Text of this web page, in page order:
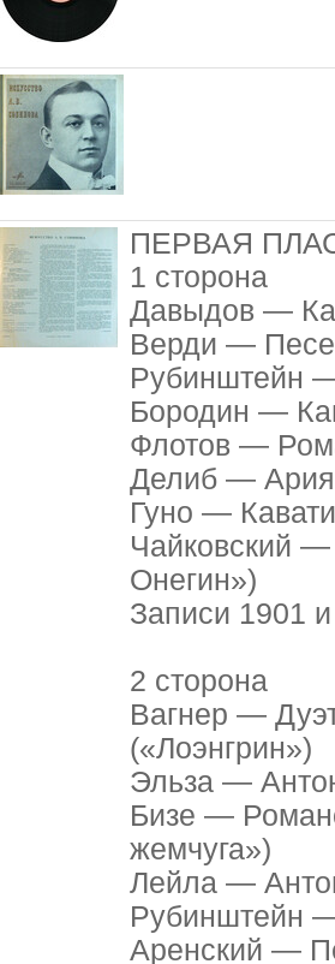
ПЕРВАЯ
1 сторона
Давыдов —
Верди —
Рубинштейн
Бородин —
Флотов —
Делиб —
Гуно —
Чайковский —
Онегин»)
Записи 1901 и
2 сторона
Вагнер —
(«Лоэнгрин»)
Эльза —
Бизе —
жемчуга»)
Лейла —
Рубинштейн
Аренский —